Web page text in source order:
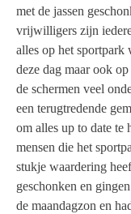
met de jassen
vrijwilligers zijn
alles op het
deze dag maar ook
de schermen veel
een terugtredende
om alles up to date te
mensen die het
stukje waardering
geschonken en
de maandagzon en